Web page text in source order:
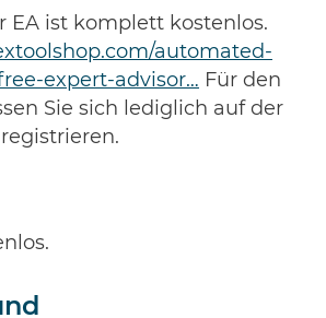
EA ist komplett kostenlos.
automated-
expert-advisor… Für den
Sie sich lediglich auf der